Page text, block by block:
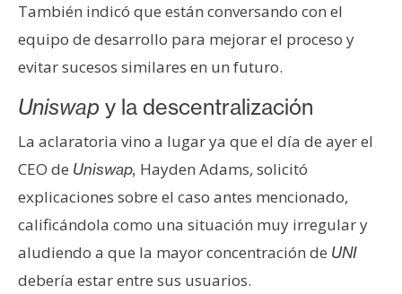
i
c
i
a
También indicó que están conversando con el
equipo de desarrollo para mejorar el proceso y
evitar sucesos similares en un futuro.
Uniswap y la descentralización
La aclaratoria vino a lugar ya que el día de ayer el
CEO de Uniswap, Hayden Adams, solicitó
explicaciones sobre el caso antes mencionado,
calificándola como una situación muy irregular y
aludiendo a que la mayor concentración de UNI
debería estar entre sus usuarios.